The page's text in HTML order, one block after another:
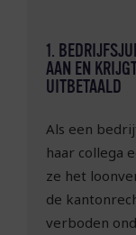
1.
AAN EN
UITBETAALD
Als een
haar collega
ze het
de
verboden